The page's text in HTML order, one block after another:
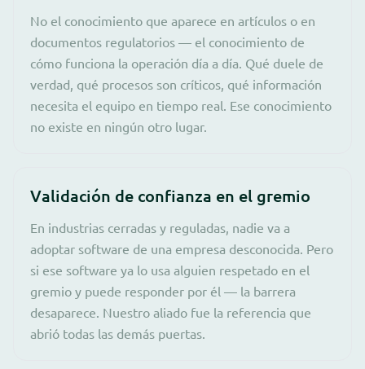
No el conocimiento que aparece en artículos o en
documentos regulatorios — el conocimiento de
cómo funciona la operación día a día. Qué duele de
verdad, qué procesos son críticos, qué información
necesita el equipo en tiempo real. Ese conocimiento
no existe en ningún otro lugar.
Validación de confianza en el gremio
En industrias cerradas y reguladas, nadie va a
adoptar software de una empresa desconocida. Pero
si ese software ya lo usa alguien respetado en el
gremio y puede responder por él — la barrera
desaparece. Nuestro aliado fue la referencia que
abrió todas las demás puertas.